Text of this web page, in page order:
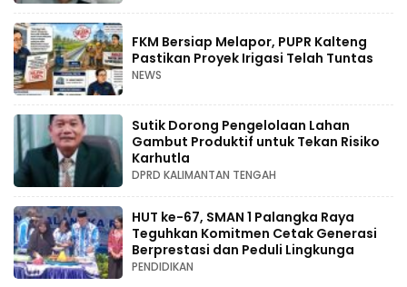
FKM Bersiap Melapor, PUPR Kalteng
Pastikan Proyek Irigasi Telah Tuntas
NEWS
Sutik Dorong Pengelolaan Lahan
Gambut Produktif untuk Tekan Risiko
Karhutla
DPRD KALIMANTAN TENGAH
HUT ke-67, SMAN 1 Palangka Raya
Teguhkan Komitmen Cetak Generasi
Berprestasi dan Peduli Lingkunga
PENDIDIKAN